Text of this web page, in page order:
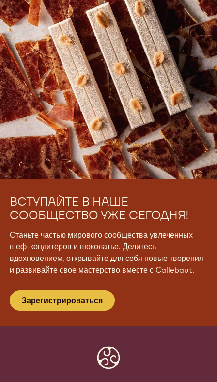
ВСТУПАЙТЕ В НАШЕ
СООБЩЕСТВО УЖЕ СЕГОДНЯ!
Станьте частью мирового сообщества увлеченных
шеф-кондитеров и шоколатье. Делитесь
вдохновением, открывайте для себя новые творения
и развивайте свое мастерство вместе с Callebaut.
Зарегистрироваться